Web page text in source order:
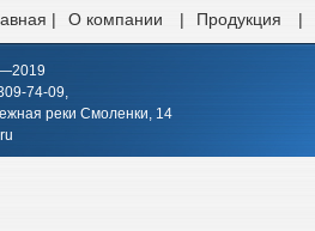
| О компании | Продукция |
74-09,
реки Смоленки, 14